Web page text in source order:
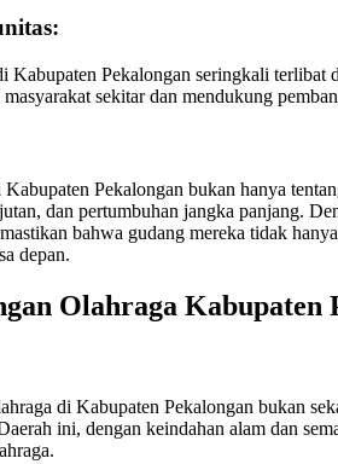
Kabupaten Pekalongan seringkali
sekitar dan mendukung
Pekalongan bukan hanya
dan pertumbuhan jangka panjang.
bahwa gudang mereka tidak
depan.
Olahraga Kabupaten
di Kabupaten Pekalongan bukan
ini, dengan keindahan alam dan